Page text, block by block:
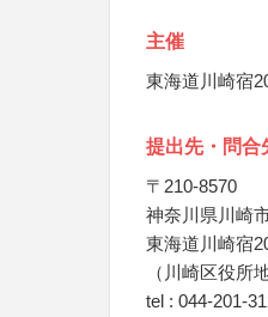
主催
東海道川崎宿
提出先・問合
〒210-8570
神奈川県川崎
東海道川崎宿
（川崎区役所
tel : 044-201-